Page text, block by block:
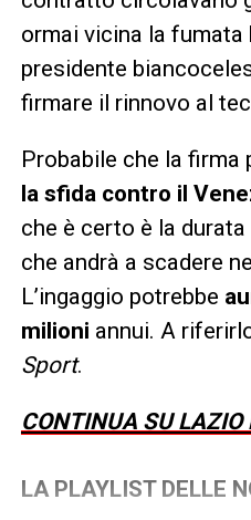
ormai vicina la fumata
presidente
firmare il rinnovo al
Probabile che la firma
la sfida contro il
che è certo è la
che andrà a scadere
L’ingaggio potrebbe
milioni annui. A
Sport.
CONTINUA SU LAZIO
LA PLAYLIST DELLE